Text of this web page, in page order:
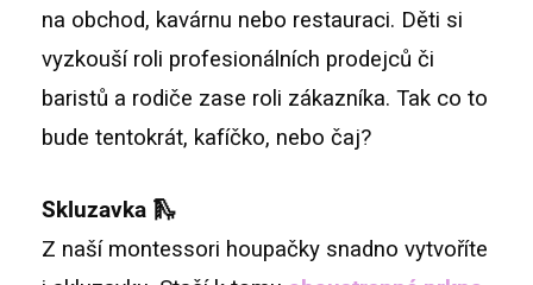
na obchod, kavárnu nebo restauraci. Děti si
vyzkouší roli profesionálních prodejců či
baristů a rodiče zase roli zákazníka. Tak co to
bude tentokrát, kafíčko, nebo čaj?
Skluzavka 🛝
Z naší montessori houpačky snadno vytvoříte